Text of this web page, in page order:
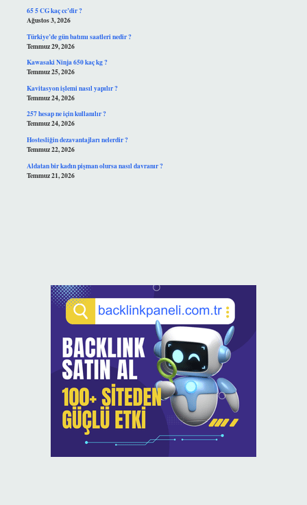
65 5 CG kaç cc’dir ?
Ağustos 3, 2026
Türkiye’de gün batımı saatleri nedir ?
Temmuz 29, 2026
Kawasaki Ninja 650 kaç kg ?
Temmuz 25, 2026
Kavitasyon işlemi nasıl yapılır ?
Temmuz 24, 2026
257 hesap ne için kullanılır ?
Temmuz 24, 2026
Hostesliğin dezavantajları nelerdir ?
Temmuz 22, 2026
Aldatan bir kadın pişman olursa nasıl davranır ?
Temmuz 21, 2026